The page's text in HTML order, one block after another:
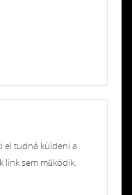
el tudná küldeni a
link sem működik.